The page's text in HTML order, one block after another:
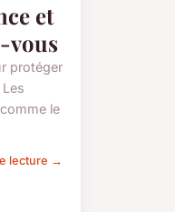
et
vous
protéger
le
lecture →